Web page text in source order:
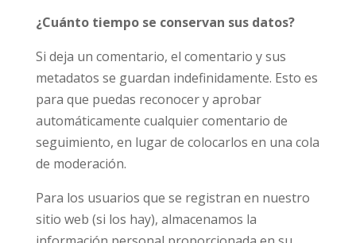
¿Cuánto tiempo se conservan sus datos?
Si deja un comentario, el comentario y sus
metadatos se guardan indefinidamente. Esto es
para que puedas reconocer y aprobar
automáticamente cualquier comentario de
seguimiento, en lugar de colocarlos en una cola
de moderación.
Para los usuarios que se registran en nuestro
sitio web (si los hay), almacenamos la